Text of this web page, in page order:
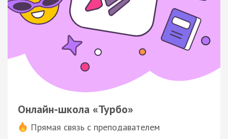
Онлайн-школа «Турбо»
Прямая связь с преподавателем